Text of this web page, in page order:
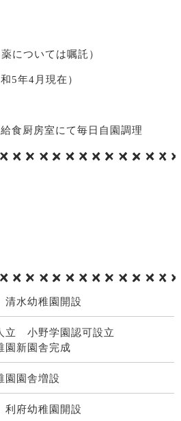
については嘱託）
5年4月現在）
食厨房室にて毎日自園調理
水幼稚園開設
立 小野学園認可設立
園新園舎完成
園園舎増設
府幼稚園開設